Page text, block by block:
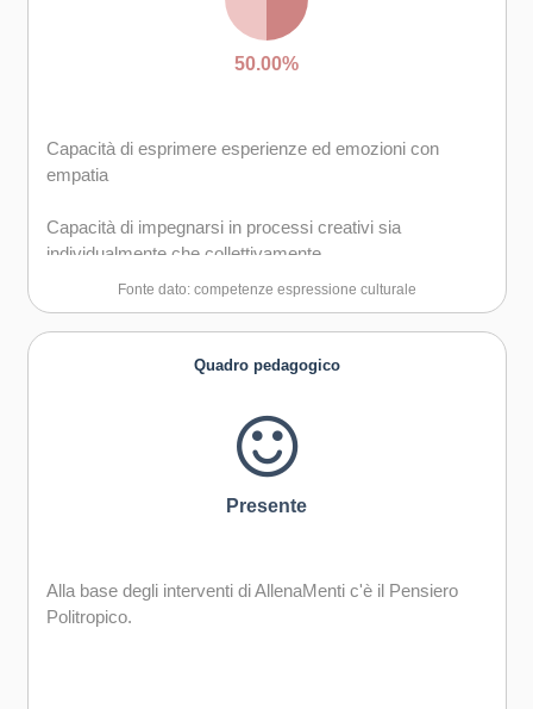
50.00%
Capacità di esprimere esperienze ed emozioni con
empatia
Capacità di impegnarsi in processi creativi sia
individualmente che collettivamente
Fonte dato: competenze espressione culturale
Quadro pedagogico
Presente
Alla base degli interventi di AllenaMenti c'è il Pensiero
Politropico.